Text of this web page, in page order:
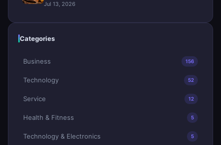
Jul 13, 2026
Categories
Business 156
Technology 52
Service 12
Health & Fitness 5
Technology & Electronics 5